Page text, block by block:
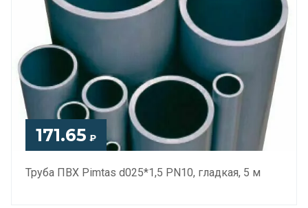
171.65 ₽
Труба ПВХ Pimtas d025*1,5 PN10, гладкая, 5 м